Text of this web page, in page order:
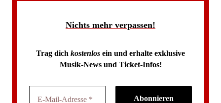
Nichts mehr verpassen!
Trag dich kostenlos ein und erhalte exklusive
Musik-News und Ticket-Infos!